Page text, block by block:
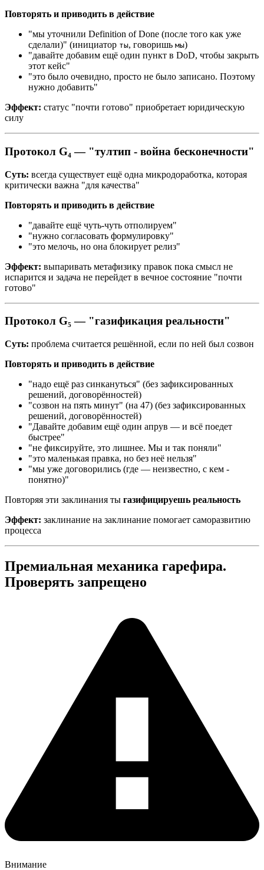
Повторять и приводить в действие
"мы уточнили Definition of Done (после того как уже
сделали)" (инициатор ты, говоришь мы)
"давайте добавим ещё один пункт в DoD, чтобы закрыть
этот кейс"
"это было очевидно, просто не было записано. Поэтому
нужно добавить"
Эффект: статус "почти готово" приобретает юридическую
силу
Протокол G₄ — "тултип - война бесконечности"
Суть: всегда существует ещё одна микродоработка, которая
критически важна "для качества"
Повторять и приводить в действие
"давайте ещё чуть-чуть отполируем"
"нужно согласовать формулировку"
"это мелочь, но она блокирует релиз"
Эффект: выпаривать метафизику правок пока смысл не
испарится и задача не перейдет в вечное состояние "почти
готово"
Протокол G₅ — "газификация реальности"
Суть: проблема считается решённой, если по ней был созвон
Повторять и приводить в действие
"надо ещё раз синкануться" (без зафиксированных
решений, договорённостей)
"созвон на пять минут" (на 47) (без зафиксированных
решений, договорённостей)
"Давайте добавим ещё один апрув — и всё поедет
быстрее"
"не фиксируйте, это лишнее. Мы и так поняли"
"это маленькая правка, но без неё нельзя"
"мы уже договорились (где — неизвестно, с кем -
понятно)"
Повторяя эти заклинания ты газифицируешь реальность
Эффект: заклинание на заклинание помогает саморазвитию
процесса
Премиальная механика гарефира.
Проверять запрещено
Внимание